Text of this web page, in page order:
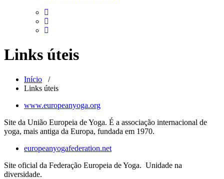
Links úteis
Início /
Links úteis
www.europeanyoga.org
Site da União Europeia de Yoga. É a associação internacional de
yoga, mais antiga da Europa, fundada em 1970.
europeanyogafederation.net
Site oficial da Federação Europeia de Yoga. Unidade na
diversidade.